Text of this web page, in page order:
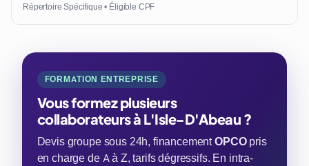
Répertoire Spécifique • Éligible CPF
FORMATION ENTREPRISE
Vous formez plusieurs
collaborateurs à L'Isle-D'Abeau ?
Devis groupe sous 24h, financementOPCOpris
en charge de A à Z, tarifs dégressifs. En intra-